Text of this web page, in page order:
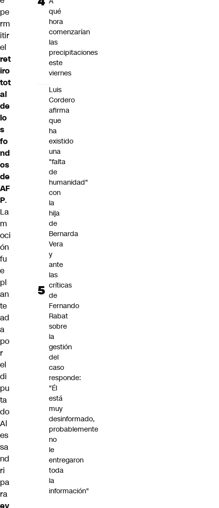
pe
rm
itir
el
ret
iro
tot
al
de
lo
s
fo
nd
os
de
AF
P.
La
m
oci
ón
fu
e
pl
an
te
ad
a
po
r
el
di
pu
ta
do
Al
es
sa
nd
ri
pa
ra
ev
qué
hora
comenzarían
las
precipitaciones
este
viernes
Luis
Cordero
afirma
que
ha
existido
una
"falta
de
humanidad"
con
la
hija
de
Bernarda
Vera
y
ante
las
críticas
de
Fernando
Rabat
sobre
la
gestión
del
caso
responde:
"Él
está
muy
desinformado,
probablemente
no
le
entregaron
toda
la
información"